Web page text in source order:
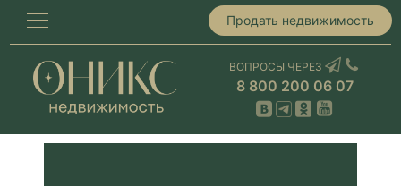
Продать недвижимость
ВОПРОСЫ ЧЕРЕЗ
8 800 200 06 07